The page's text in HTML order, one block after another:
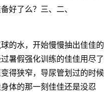
好了么？三、二、
的水，开始慢慢抽出佳佳的
暑假强化训练的佳佳用尽了
得狭窄，导尿管划过的时候
体的那一刻佳佳还是没忍